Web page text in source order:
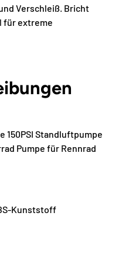
Verschleiß. Bricht
für extreme
150PSI Standluftpumpe
Pumpe für Rennrad
Kunststoff